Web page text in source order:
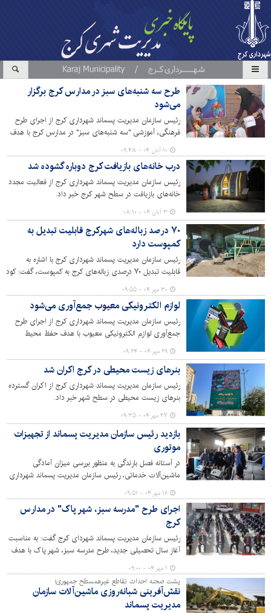
طرح سه‌ شنبه‌های سبز در مدارس کرج برگزار
می‌شود
رئیس سازمان مدیریت پسماند شهرداری کرج از اجرای طرح
فرهنگی، آموزشی "سه شنبه‌های سبز" در مدارس کرج با هدف
ارتقای آگاهی دانش‌آموزان خبر داد.
۱۰ آبان ۰۴ - ۰۹:۴۸
درب خانه‌های بازیافت کرج دوباره گشوده شد
رئیس سازمان مدیریت پسماند شهرداری کرج از فعالیت مجدد
خانه‌های بازیافت در سطح شهر کرج خبر داد.
۳ آبان ۰۴ - ۰۸:۱۰
۷۰ درصد زباله‌های شهرکرج قابلیت تبدیل به
کمپوست دارد
رئیس سازمان مدیریت پسماند شهرداری کرج با اشاره به
قابلیت تبدیل ۷۰ درصدی زباله‌های کرج به کمپوست، گفت: کود
بیوکمپوست تولیدی در کرج با استفاده از روش‌های علمی و
تخصصی در آزمایشگاه مستقر در حلقه‌دره آنالیز می‌شود و از
لحاظ کیفیت جزء بهترین کودهای موجود در کشور به شمار
می‌رود.
۳۰ مهر ۰۴ - ۰۹:۵۵
لوازم الکترونیکی معیوب جمع‌آوری می‌شود
رئیس سازمان مدیریت پسماند شهرداری کرج از اجرای طرح
جمع‌آوری لوازم الکترونیکی معیوب با هدف حفظ محیط
زیست و جلوگیری از آلودگی‌های ناشی از دفن نادرست این
وسایل خبر داد.
۲۹ مهر ۰۴ - ۰۹:۲۴
بنرهای زیست محیطی در کرج اکران شد
رئیس سازمان مدیریت پسماند شهرداری کرج از اکران گسترده
بنرهای زیست محیطی در سطح شهر خبر داد.
۲۷ مهر ۰۴ - ۰۹:۳۵
بازدید رئیس سازمان مدیریت پسماند از تجهیزات
موتوری
در آستانه فصل بارندگی به منظور بررسی میزان آمادگی
ماشین‌آلات خدماتی، رئیس سازمان مدیریت پسماند شهرداری
کرج از بخش موتوری سازمان بازدید کرد.
۱۶ مهر ۰۴ - ۰۹:۵۱
اجرای طرح "مدرسه سبز، شهر پاک" در مدارس
کرج
رئیس سازمان مدیریت پسماند شهردای کرج گفت: به مناسبت
آغاز سال تحصیلی جدید، طرح مدرسه سبز، شهر پاک با هدف
نهادینه‌سازی فرهنگ حفاظت از محیط زیست و ارتقای
مسئولیت‌پذیری دانش آموزان در مدارس کرج اجرا می‌شود.
۱ مهر ۰۴ - ۰۹:۰۰
پشت صحنه احداث تقاطع غیرهمسطح جمهوری؛
نقش‌آفرینی شبانه‌روزی ماشین‌آلات سازمان
مدیریت پسماند